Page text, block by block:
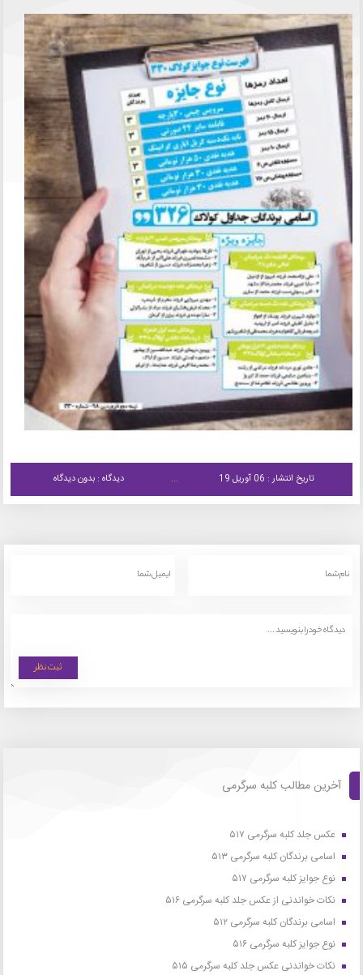
تاریخ انتشار : 06 آوریل 19 دیدگاه : بدون دیدگاه
آخرین مطالب کلبه سرگرمی
عکس جلد کلبه سرگرمی ۵۱۷
اسامی برندگان کلبه سرگرمی ۵۱۳
نوع جوایز کلبه سرگرمی ۵۱۷
نکات خواندنی از عکس جلد کلبه سرگرمی ۵۱۶
اسامی برندگان کلبه سرگرمی ۵۱۲
نوع جوایز کلبه سرگرمی ۵۱۶
نکات خواندنی عکس جلد کلبه سرگرمی ۵۱۵